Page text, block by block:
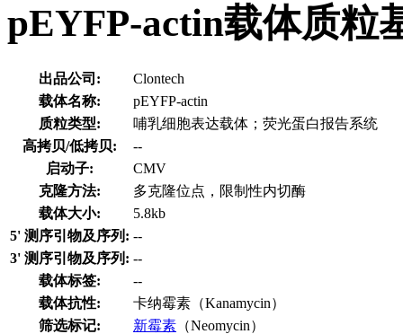
pEYFP-actin载体质粒
出品公司:
Clontech
载体名称:
pEYFP-actin
质粒类型:
哺乳细胞表达载体；荧光蛋白报告系统
高拷贝/低拷贝:
--
启动子:
CMV
克隆方法:
多克隆位点，限制性内切酶
载体大小:
5.8kb
5' 测序引物及序列: --
3' 测序引物及序列: --
载体标签:
--
载体抗性:
卡纳霉素（Kanamycin）
筛选标记:
新霉素 （Neomycin）